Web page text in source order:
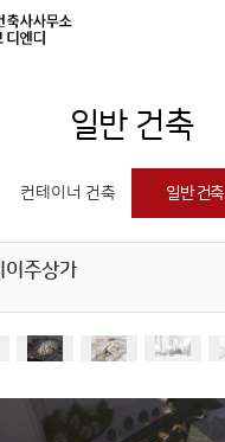
일반 건축
컨테이너 건축 일반 건축
이주상가